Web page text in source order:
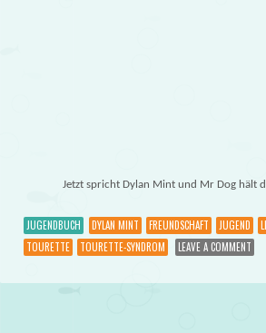
Jetzt spricht Dylan Mint und Mr Dog hält
JUGENDBUCH DYLAN MINT FREUNDSCHAFT JUGEND
TOURETTE
TOURETTE-SYNDROM LEAVE A COMMENT